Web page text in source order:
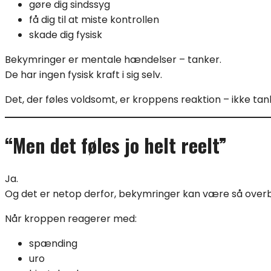
gøre dig sindssyg
få dig til at miste kontrollen
skade dig fysisk
Bekymringer er mentale hændelser – tanker.
De har ingen fysisk kraft i sig selv.
Det, der føles voldsomt, er kroppens reaktion – ikke
“Men det føles jo helt reelt”
Ja.
Og det er netop derfor, bekymringer kan være så
Når kroppen reagerer med:
spænding
uro